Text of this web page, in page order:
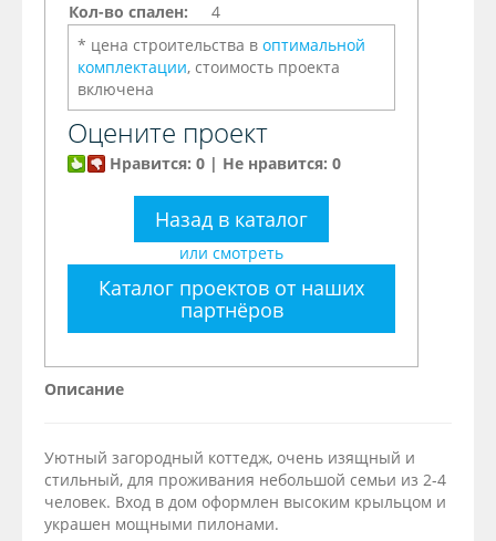
Кол-во спален:
4
* цена строительства в оптимальной
комплектации, стоимость проекта
включена
Оцените проект
Нравится: 0 | Не нравится: 0
Назад в каталог
или смотреть
Каталог проектов от наших
партнёров
Описание
Уютный загородный коттедж, очень изящный и
стильный, для проживания небольшой семьи из 2-4
человек. Вход в дом оформлен высоким крыльцом и
украшен мощными пилонами.